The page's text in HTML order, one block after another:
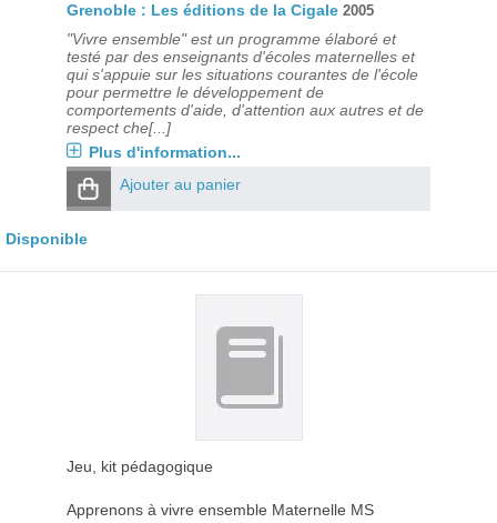
Grenoble : Les éditions de la Cigale 2005
"Vivre ensemble" est un programme élaboré et
testé par des enseignants d'écoles maternelles et
qui s'appuie sur les situations courantes de l'école
pour permettre le développement de
comportements d'aide, d'attention aux autres et de
respect che[...]
Plus d'information...
Ajouter au panier
Disponible
Jeu, kit pédagogique
Apprenons à vivre ensemble Maternelle MS